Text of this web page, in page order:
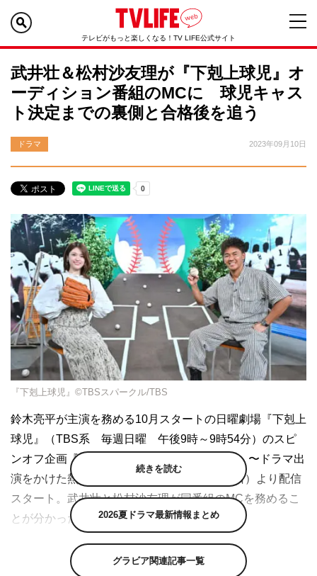
テレビがもっと楽しくなる！TV LIFE公式サイト
武井壮＆松村沙友理が『下剋上球児』オ
ーディション番組のMCに 球児キャス
ト決定までの裏側と合格後を追う
ドラマ 2023年09月10日
『下剋上球児』©TBSスパークル/TBS
鈴木亮平が主演を務める10月スタートの日曜劇場『下剋上
球児』（TBS系 毎週日曜 午後9時～9時54分）のスピ
ンオフ企画『「下剋上セレクション 完全版」〜ドラマ出
演をかけた熱き予選大会〜』が、9月10日（日）より配信
スタート。武井壮と松村沙友理が同番組のMCを務めるこ
とが分かった。
『下剋上球児』は高校野球を通して、現代社会の教育や地
域、家族が抱える問題やさまざまな愛を描く、ドリームヒ
続きを読む
2026夏ドラマ最新情報まとめ
グラビア関連記事一覧